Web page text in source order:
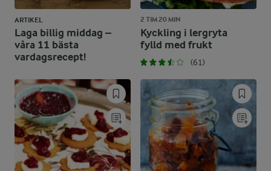
ARTIKEL
Laga billig middag –
våra 11 bästa
vardagsrecept!
2 TIM 20 MIN
Kyckling i lergryta
fylld med frukt
(61)